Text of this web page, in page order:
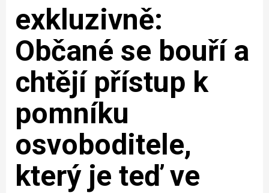
exkluzivně:
Občané se bouří a
chtějí přístup k
pomníku
osvoboditele,
který je teď ve